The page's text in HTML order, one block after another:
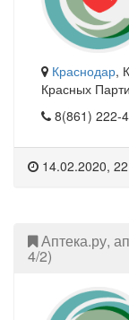
Краснодар,
Красных
8(861) 222-
14.02.2020,
Аптека.ру,
4/2)